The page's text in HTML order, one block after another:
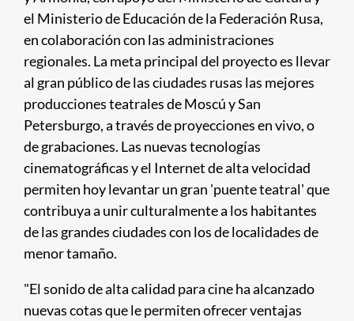
el Ministerio de Educación de la Federación Rusa,
en colaboración con las administraciones
regionales. La meta principal del proyecto es llevar
al gran público de las ciudades rusas las mejores
producciones teatrales de Moscú y San
Petersburgo, a través de proyecciones en vivo, o
de grabaciones. Las nuevas tecnologías
cinematográficas y el Internet de alta velocidad
permiten hoy levantar un gran 'puente teatral' que
contribuya a unir culturalmente a los habitantes
de las grandes ciudades con los de localidades de
menor tamaño.
"El sonido de alta calidad para cine ha alcanzado
nuevas cotas que le permiten ofrecer ventajas